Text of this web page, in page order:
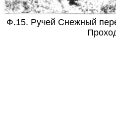
Ф.15. Ручей Снежный